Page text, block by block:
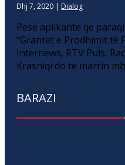
Dhj 7, 2020 | Dialog
Pesë aplikantë që
“Grantet e Prodhimit të
Internews, RTV Puls,
Krasniqi do të marrin
BARAZI